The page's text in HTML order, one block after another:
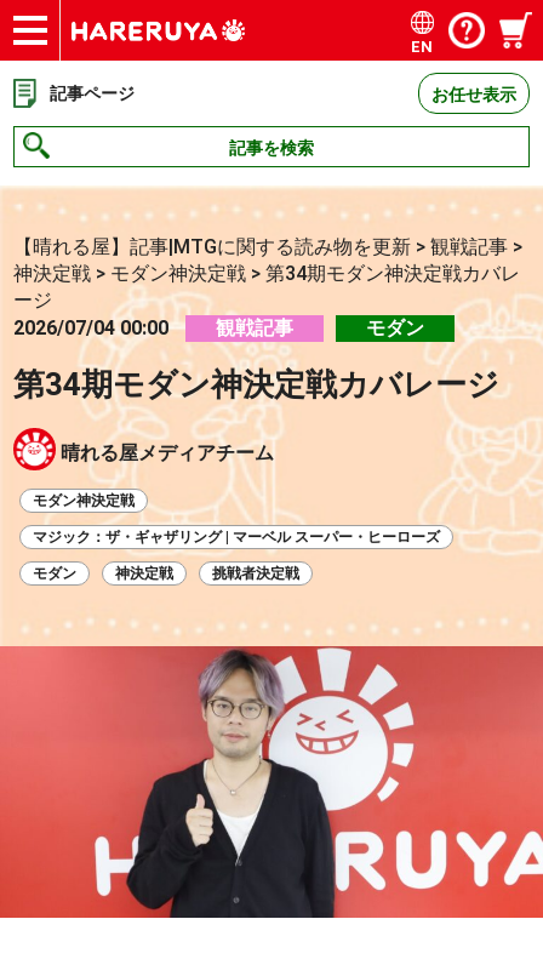
ショップ
買取
記事
デッキ検索
デッキ構築
選手一覧
店舗一覧
イベント
お問い合わせ
EN
記事ページ お任せ表示
記事を検索
【晴れる屋】記事|MTGに関する読み物を更新 >観戦記事 >
神決定戦 > モダン神決定戦 >第34期モダン神決定戦カバレ
ージ
2026/07/04 00:00
観戦記事 モダン
第34期モダン神決定戦カバレージ
晴れる屋メディアチーム
モダン神決定戦
マジック：ザ・ギャザリング | マーベル スーパー・ヒーローズ
モダン 神決定戦 挑戦者決定戦